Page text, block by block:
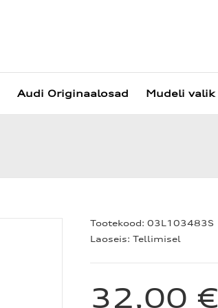
Audi Originaalosad Mudeli valik
Tootekood: 03L103483S
Laoseis: Tellimisel
32,00 €